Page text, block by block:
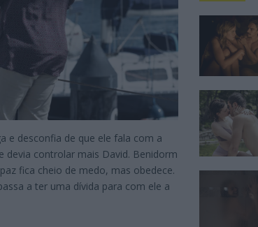
e desconfia de que ele fala com a
devia controlar mais David. Benidorm
fica cheio de medo, mas obedece.
a ter uma dívida para com ele a